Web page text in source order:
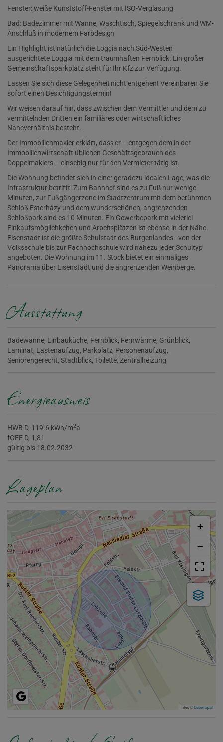
Fenster: weiße Kunststoff-Fenster mit ISO-Verglasung
Bad: Badezimmer mit Wanne, Waschtisch, Spiegelschrank und WM-
Anschluß in modernem Farbdesign
Ein Highlight ist natürlich die Loggia nach Süd-Westen
ausgerichtete Loggia mit dem traumhaften Fernblick. Ein großer
Gemeinschaftsparkplatz steht für Ihr Kfz zur Verfügung.
Lassen Sie sich diese Gelegenheit nicht entgehen! Vereinbaren Sie
sofort einen Besichtigungstermin!
Wir weisen darauf hin, dass zwischen dem Vermittler und dem zu
vermittelnden Dritten ein familiäres oder wirtschaftliches
Naheverhältnis besteht.
Der Immobilienmakler erklärt, dass er – entgegen dem in der
Immobilienwirtschaft üblichen Geschäftsgebrauch des
Doppelmaklers – einseitig nur für den Vermieter tätig ist.
Die Wohnung befindet sich in einer geradezu idealen Lage, was die
Infrastruktur betrifft: Zum Bahnhof sind es zu Fuß nur wenige
Minuten, zur Fußgängerzone im Stadtzentrum mit dem berühmten
Schloß Esterházy und dem wunderschönen, angrenzenden
Schloßpark sind es 10 Minuten. Ein Gewerbepark mit vielerlei
Einkaufsmöglichkeiten und Arbeitsplätzen ist ebenso in der Nähe.
Eisenstadt ist die größte Schulstadt des Burgenlandes - von der
Volksschule bis zur Fachhochschule wird nahezu jeder Schultyp
angeboten. Die Wohnung im 11. Stock bietet ein einmaliges
Panorama über Eisenstadt und die angrenzenden Weinberge.
Ausstattung
Badewanne Einbauküche Fernblick Fernwärme Grünblick
Laminat Lastenaufzug Parkplatz Personenaufzug
Seniorengerecht Stadtblick Toilette Zentralheizung
Energieausweis
HWB D, 119.6 kWh/m2a
fGEE D, 1,81
gültig bis 18.02.2032
Lageplan
+
−
Tiles ©basemap.at